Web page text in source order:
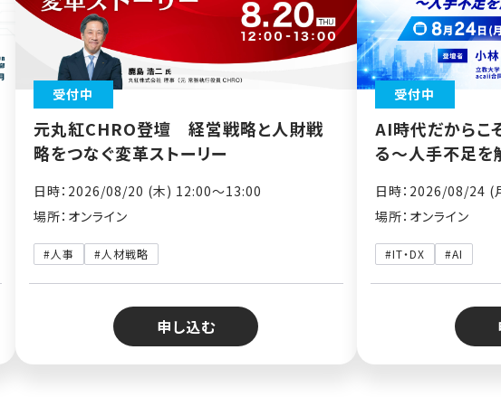
受付中
元丸紅CHRO登壇 経営戦略と人財戦
略をつなぐ変革ストーリー
日時：2026/08/20 (木) 12:00〜13:00
場所：オンライン
#人事 #人材戦略
申し込む
受付中
AI時代だからこ
る～人手不足を
日時：2026/08/24
場所：オンライン
#IT・DX #AI